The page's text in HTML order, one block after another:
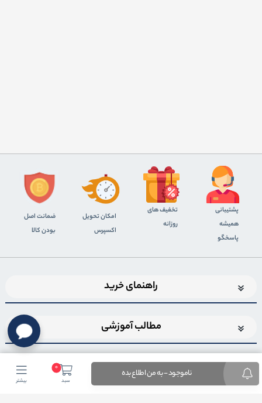
ناموجود - به من اطلاع بده 0
سبد بیشتر
پشتیبانی
همیشه
پاسخگو
تخفیف های
روزانه
اﻣﮑﺎن ﺗﺤﻮﯾﻞ
اﮐﺴﭙﺮس
ضمانت اصل
بودن کالا
راهنمای خرید
مطالب آموزشی